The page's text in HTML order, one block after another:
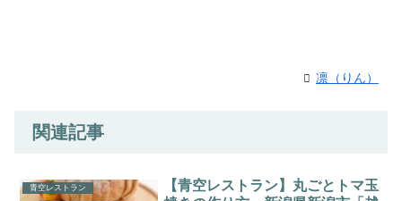
凛（りん）
関連記事
青空レストラン
【青空レストラン】丸ごとトマ玉